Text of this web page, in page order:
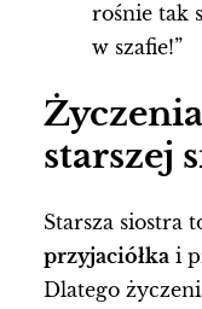
rośnie tak
w szafie!”
starszej
Starsza siostra
przyjaciółka i
Dlatego